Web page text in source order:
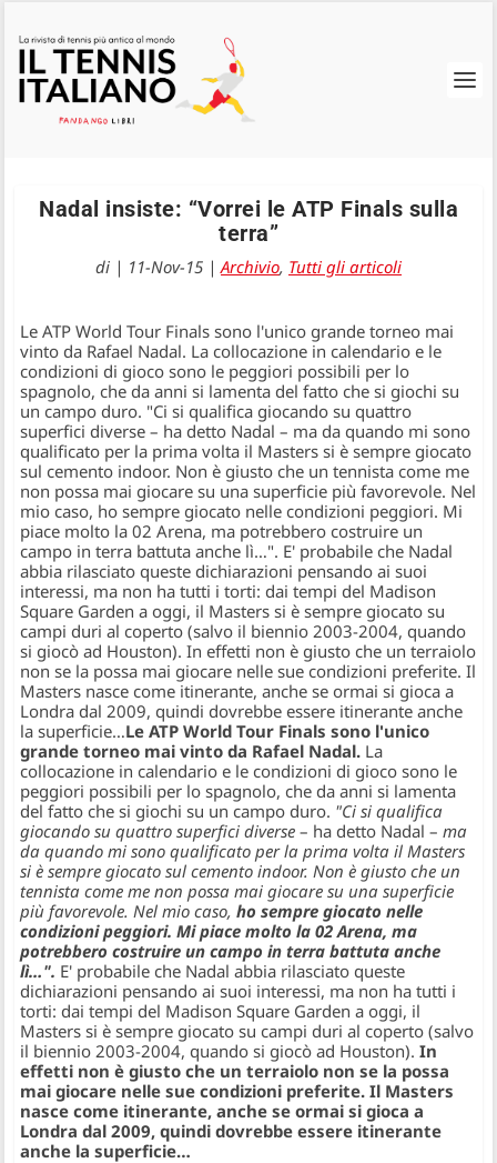
Nadal insiste: “Vorrei le ATP Finals sulla
terra”
di | 11-Nov-15 |Archivio, Tutti gli articoli
Le ATP World Tour Finals sono l'unico grande torneo mai
vinto da Rafael Nadal. La collocazione in calendario e le
condizioni di gioco sono le peggiori possibili per lo
spagnolo, che da anni si lamenta del fatto che si giochi su
un campo duro. "Ci si qualifica giocando su quattro
superfici diverse – ha detto Nadal – ma da quando mi sono
qualificato per la prima volta il Masters si è sempre giocato
sul cemento indoor. Non è giusto che un tennista come me
non possa mai giocare su una superficie più favorevole. Nel
mio caso, ho sempre giocato nelle condizioni peggiori. Mi
piace molto la 02 Arena, ma potrebbero costruire un
campo in terra battuta anche lì…". E' probabile che Nadal
abbia rilasciato queste dichiarazioni pensando ai suoi
interessi, ma non ha tutti i torti: dai tempi del Madison
Square Garden a oggi, il Masters si è sempre giocato su
campi duri al coperto (salvo il biennio 2003-2004, quando
si giocò ad Houston). In effetti non è giusto che un terraiolo
non se la possa mai giocare nelle sue condizioni preferite. Il
Masters nasce come itinerante, anche se ormai si gioca a
Londra dal 2009, quindi dovrebbe essere itinerante anche
la superficie…Le ATP World Tour Finals sono l'unico
grande torneo mai vinto da Rafael Nadal. La
collocazione in calendario e le condizioni di gioco sono le
peggiori possibili per lo spagnolo, che da anni si lamenta
del fatto che si giochi su un campo duro. "Ci si qualifica
giocando su quattro superfici diverse – ha detto Nadal –ma
da quando mi sono qualificato per la prima volta il Masters
si è sempre giocato sul cemento indoor. Non è giusto che un
tennista come me non possa mai giocare su una superficie
più favorevole. Nel mio caso,ho sempre giocato nelle
condizioni peggiori. Mi piace molto la 02 Arena, ma
potrebbero costruire un campo in terra battuta anche
lì…". E' probabile che Nadal abbia rilasciato queste
dichiarazioni pensando ai suoi interessi, ma non ha tutti i
torti: dai tempi del Madison Square Garden a oggi, il
Masters si è sempre giocato su campi duri al coperto (salvo
il biennio 2003-2004, quando si giocò ad Houston).In
effetti non è giusto che un terraiolo non se la possa
mai giocare nelle sue condizioni preferite. Il Masters
nasce come itinerante, anche se ormai si gioca a
Londra dal 2009, quindi dovrebbe essere itinerante
anche la superficie…